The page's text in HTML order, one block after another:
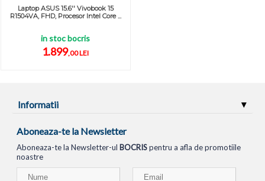
Laptop ASUS 15.6'' Vivobook 15
R1504VA, FHD, Procesor Intel Core ...
in stoc bocris
1.899,00 LEI
Informatii
Aboneaza-te la Newsletter
Aboneaza-te la Newsletter-ul BOCRISpentru a afla de promotiile
noastre